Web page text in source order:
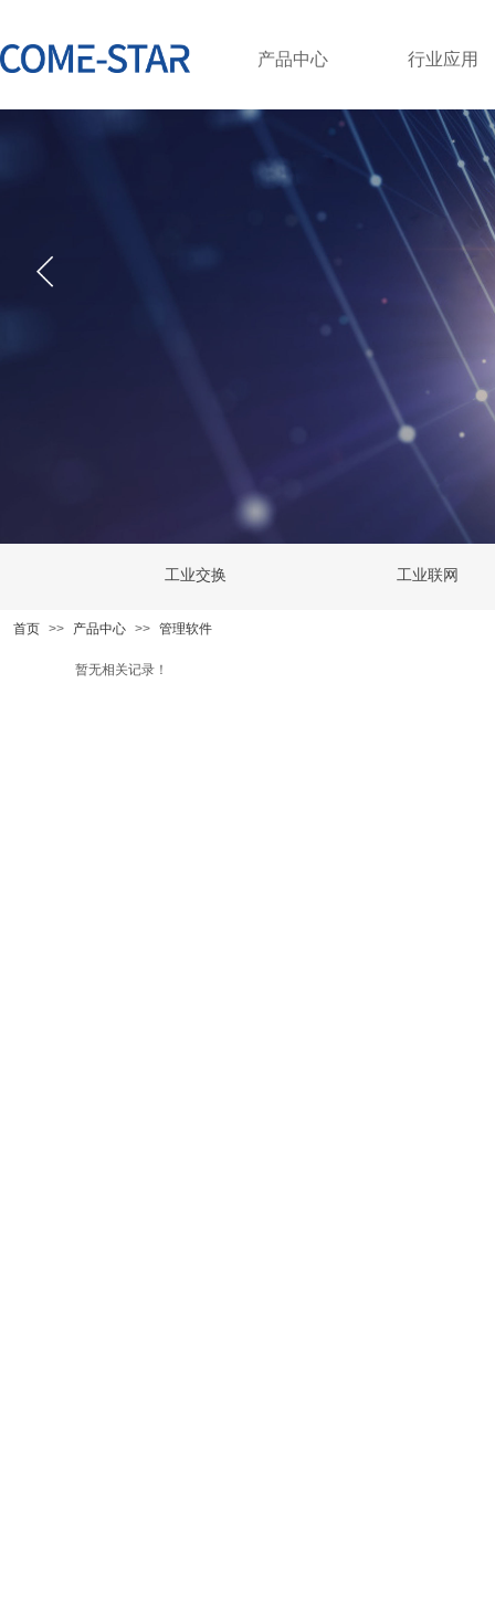
产品中心 行业应用
工业交换 工业联网
首页 >> 产品中心 >> 管理软件
暂无相关记录！